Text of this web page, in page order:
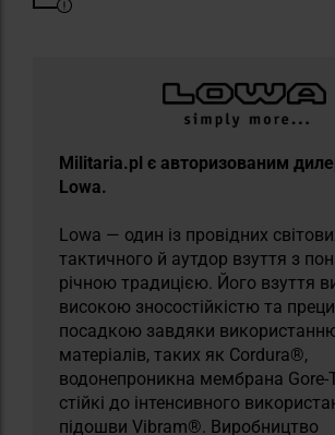
Militaria.pl є авторизованим
Lowa.
Lowa — один із провідних
тактичного й аутдор взуття з
річною традицією. Його взуття
високою зносостійкістю та
посадкою завдяки
матеріалів, таких як Cordura®,
водонепроникна мембрана Gore-
стійкі до інтенсивного
підошви Vibram®. Виробництво